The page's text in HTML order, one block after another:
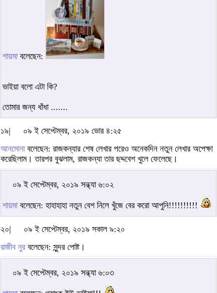
শায়মাবলেছেন:
ভাইয়া বলো এটা কি?
তোমার জন্য ধাঁধা .......
১৯|
০৯ ই সেপ্টেম্বর, ২০১৯ ভোর ৪:২৫
আনমোনাবলেছেন: রাজকন্যার শেষ লেখার পরেও অনেকদিন নতুন লেখার অপেক্ষা
করেছিলাম। তারপর বুঝলাম, রাজকন্যা তার ছদ্দবেশ খুলে ফেলেছে।
০৯ ই সেপ্টেম্বর, ২০১৯ সন্ধ্যা ৬:০২
শায়মাবলেছেন: হাহাহাহা নতুন বেশ নিলে খুঁজে বের করো আপুনি!!!!!!!!!!
২০|
০৯ ই সেপ্টেম্বর, ২০১৯ সকাল ৯:২০
রাজীব নুর বলেছেন: সুন্দর পোষ্ট।
০৯ ই সেপ্টেম্বর, ২০১৯ সন্ধ্যা ৬:০৩